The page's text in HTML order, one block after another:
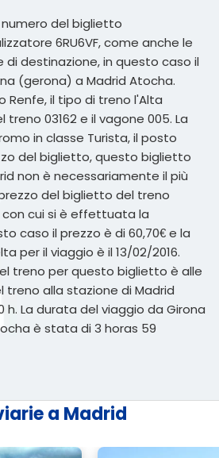
del biglietto
6RU6VF, come anche le
destinazione, in questo caso il
(gerona) a Madrid Atocha.
Renfe, il tipo di treno l'Alta
treno 03162 e il vagone 005. La
in classe Turista, il posto
del biglietto, questo biglietto
non è necessariamente il più
del biglietto del treno
cui si è effettuata la
caso il prezzo è di 60,70€ e la
per il viaggio è il 13/02/2016.
treno per questo biglietto è alle
treno alla stazione di Madrid
h. La durata del viaggio da Girona
è stata di 3 horas 59
a Madrid